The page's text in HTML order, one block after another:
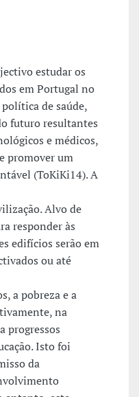
estudar os
em Portugal no
de saúde,
futuro resultantes
e médicos,
promover um
(ToKiKi14). A
Alvo de
responder às
edifícios serão em
ou até
a pobreza e a
na
progressos
Isto foi
da